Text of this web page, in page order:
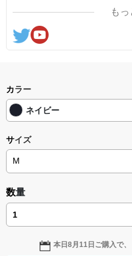
ここの他にも『日日彼是色
nichinichioo by BASE にも
コチラもよろしくお願いしま
も
カラー
ネイビー
サイズ
数量
本日8月11日 ご購入で、